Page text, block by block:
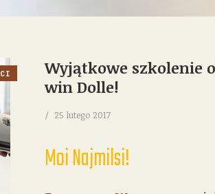
Wyjątkowe szkolenie
win Dolle!
25 lutego 2017
Moi Najmilsi!